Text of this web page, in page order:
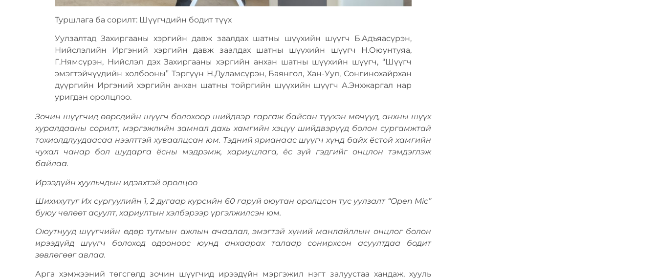
Туршлага ба сорилт: Шүүгчдийн бодит түүх
Уулзалтад Захиргааны хэргийн давж заалдах шатны шүүхийн шүүгч Б.Адъяасүрэн,
Нийслэлийн Иргэний хэргийн давж заалдах шатны шүүхийн шүүгч Н.Оюунтуяа,
Г.Нямсүрэн, Нийслэл дэх Захиргааны хэргийн анхан шатны шүүхийн шүүгч, “Шүүгч
эмэгтэйчүүдийн холбооны” Тэргүүн Н.Дуламсүрэн, Баянгол, Хан-Уул, Сонгинохайрхан
дүүргийн Иргэний хэргийн анхан шатны тойргийн шүүхийн шүүгч А.Энхжаргал нар
уригдан оролцлоо.
Зочин шүүгчид өөрсдийн шүүгч болохоор шийдвэр гаргаж байсан түүхэн мөчүүд, анхны шүүх
хуралдааны сорилт, мэргэжлийн замнал дахь хамгийн хэцүү шийдвэрүүд болон сургамжтай
тохиолдлуудаасаа нээлттэй хуваалцсан юм. Тэдний ярианаас шүүгч хүнд байх ёстой хамгийн
чухал чанар бол шударга ёсны мэдрэмж, хариуцлага, ёс зүй гэдгийг онцлон тэмдэглэж
байлаа.
Ирээдүйн хуульчдын идэвхтэй оролцоо
Шихихутуг Их сургуулийн 1, 2 дугаар курсийн 60 гаруй оюутан оролцсон тус уулзалт “Open Mic”
буюу чөлөөт асуулт, хариултын хэлбэрээр үргэлжилсэн юм.
Оюутнууд шүүгчийн өдөр тутмын ажлын ачаалал, эмэгтэй хүний манлайллын онцлог болон
ирээдүйд шүүгч болоход одооноос юунд анхаарах талаар сонирхсон асуултдаа бодит
зөвлөгөөг авлаа.
Арга хэмжээний төгсгөлд зочин шүүгчид ирээдүйн мэргэжил нэгт залуустаа хандаж, хууль